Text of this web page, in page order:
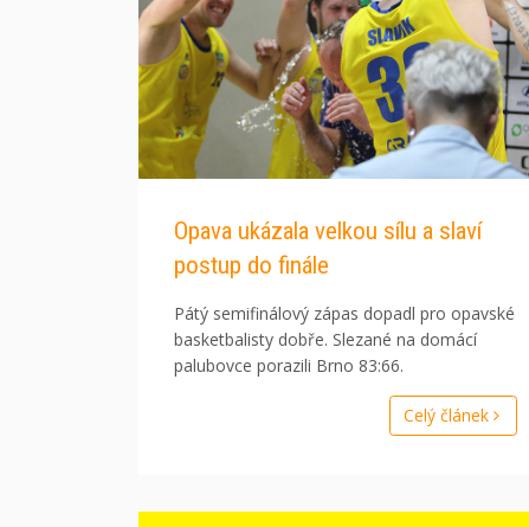
Opava ukázala velkou sílu a slaví
postup do finále
Pátý semifinálový zápas dopadl pro opavské
basketbalisty dobře. Slezané na domácí
palubovce porazili Brno 83:66.
Celý článek